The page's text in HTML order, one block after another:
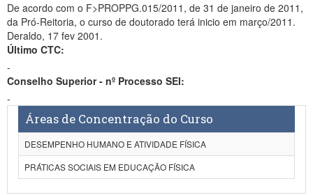
De acordo com o F>PROPPG.015/2011, de 31 de janeiro de 2011,
da Pró-Reitoria, o curso de doutorado terá inicio em março/2011.
Deraldo, 17 fev 2001.
Último CTC:
-
Conselho Superior - nº Processo SEI:
-
Áreas de Concentração do Curso
DESEMPENHO HUMANO E ATIVIDADE FÍSICA
PRÁTICAS SOCIAIS EM EDUCAÇÃO FÍSICA